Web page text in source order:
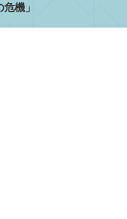
機」